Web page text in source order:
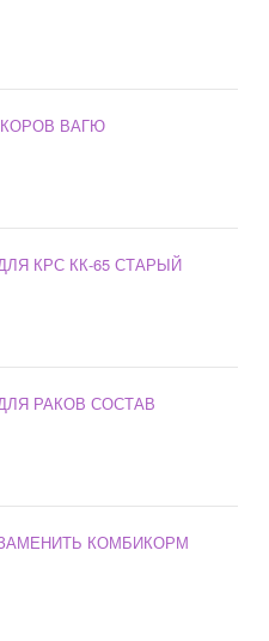
ВАГЮ
КРС КК-65 СТАРЫЙ
РАКОВ СОСТАВ
КОМБИКОРМ